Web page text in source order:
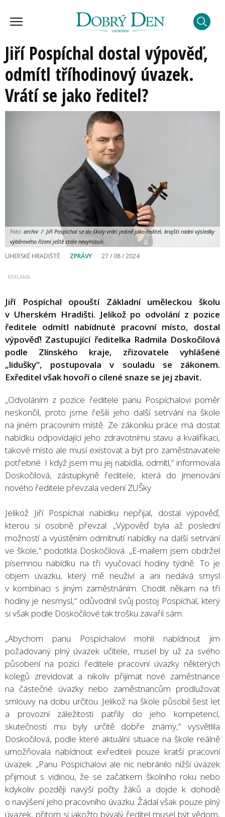
Jiří Pospíchal dostal výpověď,
odmítl tříhodinový úvazek.
Vrátí se jako ředitel?
Foto: archiv / Jiří Pospíchal se do školy vrátí jedině jako ředitel, krajští radní výsledky
výběrového řízení ještě stále nevyhlásili.
UHERSKÉ HRADIŠTĚ ZPRÁVY 27 / 08 / 2024
Jiří Pospíchal opouští Základní uměleckou školu
v Uherském Hradišti. Jelikož po odvolání z pozice
ředitele odmítl nabídnuté pracovní místo, dostal
výpověď! Zastupující ředitelka Radmila Doskočilová
podle Zlínského kraje, zřizovatele vyhlášené
„lidušky“, postupovala v souladu se zákonem.
Exředitel však hovoří o cílené snaze se jej zbavit.
„Odvoláním z pozice ředitele panu Pospíchalovi poměr
neskončil, proto jsme řešili jeho další setrvání na škole
na jiném pracovním místě. Ze zákoníku práce má dostat
nabídku odpovídající jeho zdravotnímu stavu a kvalifikaci,
takové místo ale musí existovat a být pro zaměstnavatele
potřebné. I když jsem mu jej nabídla, odmítl,“ informovala
Doskočilová, zástupkyně ředitele, která do jmenování
nového ředitele převzala vedení ZUŠky.
Jelikož Jiří Pospíchal nabídku nepřijal, dostal výpověď,
kterou si osobně převzal. „Výpověď byla až poslední
možností a vyústěním odmítnutí nabídky na další setrvání
ve škole,“ podotkla Doskočilová. „E-mailem jsem obdržel
písemnou nabídku na tři vyučovací hodiny týdně. To je
objem úvazku, který mě neuživí a ani nedává smysl
v kombinaci s jiným zaměstnáním. Chodit někam na tři
hodiny je nesmysl,“ odůvodnil svůj postoj Pospíchal, který
si však podle Doskočilové tak trošku zavařil sám.
„Abychom panu Pospíchalovi mohli nabídnout jím
požadovaný plný úvazek učitele, musel by už za svého
působení na pozici ředitele pracovní úvazky některých
kolegů zrevidovat a nikoliv přijímat nové zaměstnance
na částečné úvazky nebo zaměstnancům prodlužovat
smlouvy na dobu určitou. Jelikož na škole působil šest let
a provozní záležitosti patřily do jeho kompetencí,
skutečnosti mu byly určitě dobře známy,“ vysvětlila
Doskočilová, podle které aktuální situace na škole reálně
umožňovala nabídnout exřediteli pouze kratší pracovní
úvazek. „Panu Pospíchalovi ale nic nebránilo nižší úvazek
přijmout s vidinou, že se začátkem školního roku nebo
kdykoliv později navýší počty žáků a dojde k dohodě
o navýšení jeho pracovního úvazku. Žádal však pouze plný
úvazek, přitom si jakožto bývalý ředitel musel být vědom,